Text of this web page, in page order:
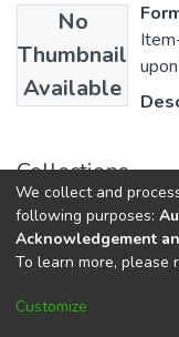
No
Thumbnail
Available
Collections
Доктори наук,
DSpace software
Cookie
We collect and
following purposes:
Acknowledgement
To learn more, please
Customize